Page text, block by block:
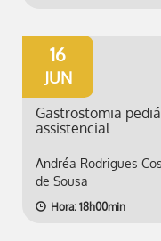
16
JUN
Gastrostomia
assistencial
Andréa Rodrigues
de Sousa
Hora: 18h00min